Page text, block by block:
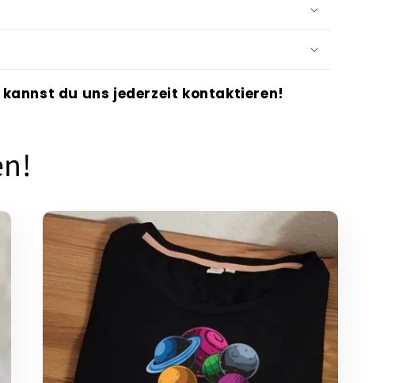
kannst du uns jederzeit kontaktieren!